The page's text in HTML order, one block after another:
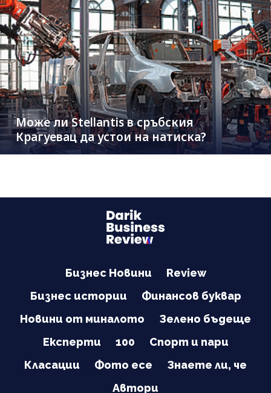
Може ли Stellantis в сръбския
Крагуевац да устои на натиска?
Бизнес Новини
Review
Бизнес истории
Финансов буквар
Новини от миналото
Зелено бъдеще
Експерти
100
Спорт и пари
Класации
Фото есе
Знаете ли, че
Автори